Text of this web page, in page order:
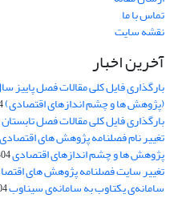
تماس با ما
نقشه سایت
آخرین اخبار
(پژوهش ها و چشم اندازهای اقتصادی)
بارگذاری فایل کلی مقالات فصل تابستان
تغییر نام فصلنامه پژوهش های
پژوهش ها و چشم اندازهای اقتصادی01
تغییر سایت فصلنامه پژوهش های
سامانه‌ی یکتاوب به سامانه‌ی سیناوب26